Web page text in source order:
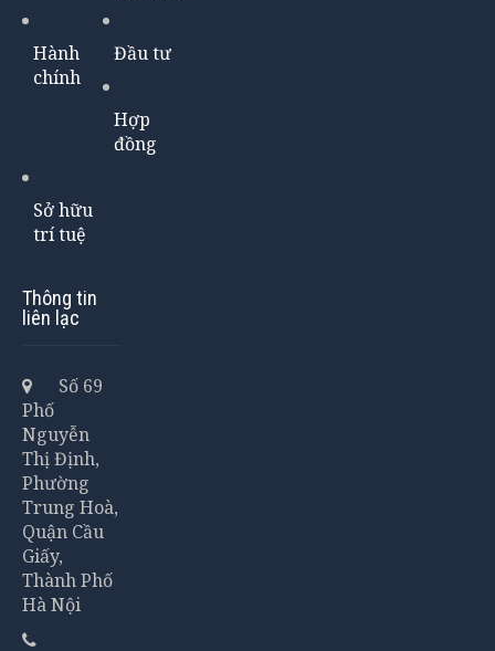
Hành
chính
Đầu tư
Hợp
đồng
Sở hữu
trí tuệ
Thông tin
liên lạc
Số 69
Phố
Nguyễn
Thị Định,
Phường
Trung Hoà,
Quận Cầu
Giấy,
Thành Phố
Hà Nội